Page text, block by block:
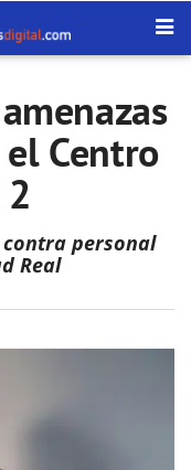
Centro
personal
Real